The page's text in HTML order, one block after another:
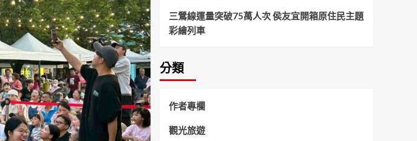
三鶯線運量突破75萬人次 侯友宜開箱原住民主題
彩繪列車
分類
作者專欄
觀光旅遊